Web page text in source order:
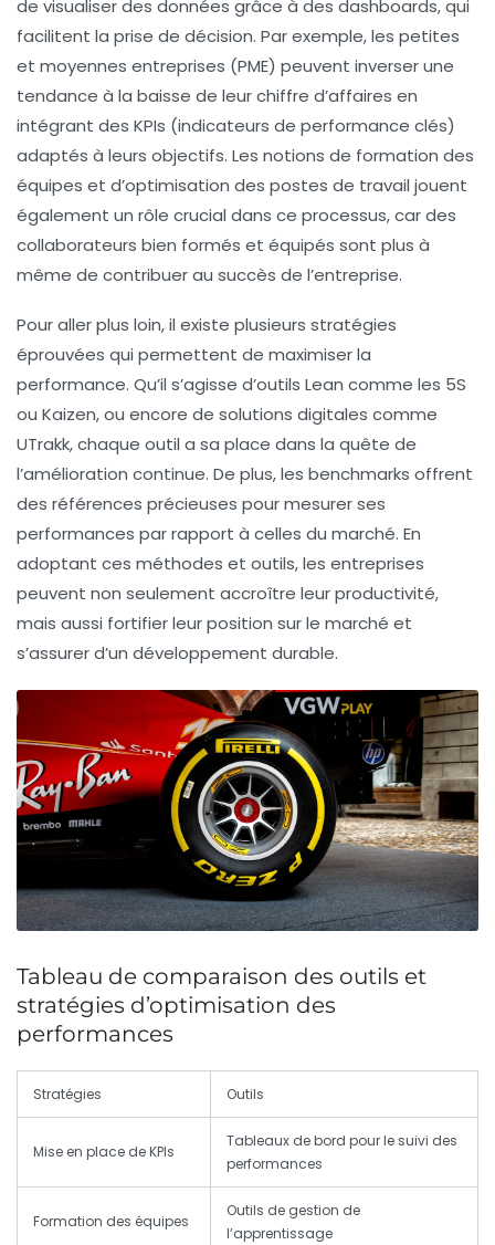
de visualiser des données grâce à des dashboards, qui
facilitent la prise de décision. Par exemple, les petites
et moyennes entreprises (PME) peuvent inverser une
tendance à la baisse de leur chiffre d’affaires en
intégrant des KPIs (indicateurs de performance clés)
adaptés à leurs objectifs. Les notions de formation des
équipes et d’optimisation des postes de travail jouent
également un rôle crucial dans ce processus, car des
collaborateurs bien formés et équipés sont plus à
même de contribuer au succès de l’entreprise.
Pour aller plus loin, il existe plusieurs stratégies
éprouvées qui permettent de maximiser la
performance. Qu’il s’agisse d’outils Lean comme les 5S
ou Kaizen, ou encore de solutions digitales comme
UTrakk, chaque outil a sa place dans la quête de
l’amélioration continue. De plus, les benchmarks offrent
des références précieuses pour mesurer ses
performances par rapport à celles du marché. En
adoptant ces méthodes et outils, les entreprises
peuvent non seulement accroître leur productivité,
mais aussi fortifier leur position sur le marché et
s’assurer d’un développement durable.
Tableau de comparaison des outils et
stratégies d’optimisation des
performances
Stratégies Outils
Mise en place de KPIs
Tableaux de bord pour le suivi des
performances
Formation des équipes
Outils de gestion de
l’apprentissage